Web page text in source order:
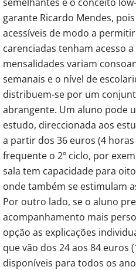
garante Ricardo Mendes,
acessíveis de modo a
carenciadas tenham acesso a
mensalidades variam
semanais e o nível de
distribuem-se por um
abrangente. Um aluno pode
estudo, direccionada aos
a partir dos 36 euros (4 horas
frequente o 2º ciclo, por
sala tem capacidade para
onde também se estimulam
Por outro lado, se o aluno
acompanhamento mais
opção as explicações
que vão dos 24 aos 84 euros
disponíveis para todos os